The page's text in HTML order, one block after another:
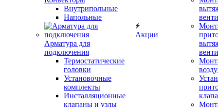
Внутрипольные
Напольные
Арматура для
подключения
Термостатические
головки
Установочные
комплекты
Инсталляционные
клапаны и узлы
Акции